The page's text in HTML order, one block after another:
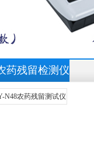
药残留检测仪